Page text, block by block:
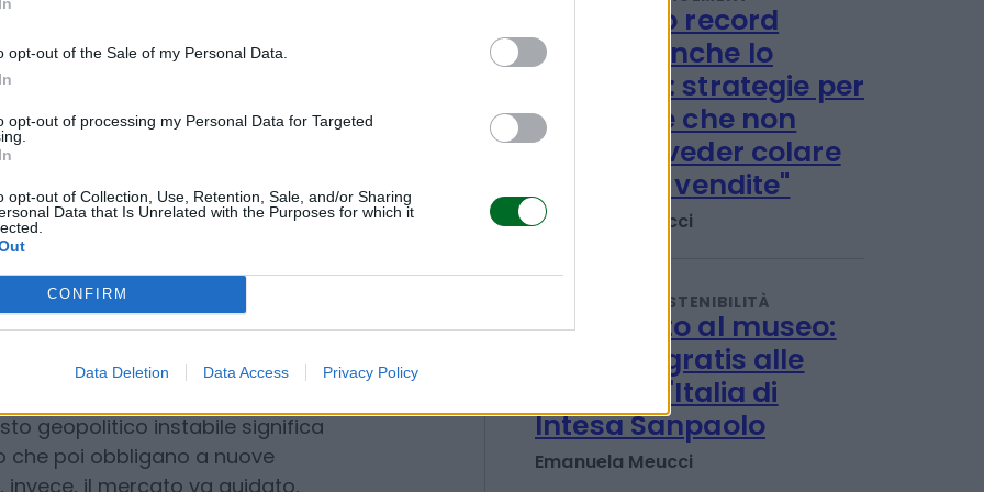
opt-out of the Sale of my Personal Data.
opt-out of processing my Personal Data for Targeted
opt-out of Collection, Use, Retention, Sale, and/or Sharing
Data that Is Unrelated with the Purposes for which it
CONFIRM
Data Deletion Data Access Privacy Policy
un dettaglio tecnico. È una
genera redditività
dal wealth management,
sta costruendo una
offensiva, sfruttando
opzioni e derivati come
è emersa perfino nelle
i conti trimestrali –
– Messina ha lanciato una
più di una dichiarazione di
all’inizio dell’anno». Il
appena alzato le previsioni
IMPRESA E MANAGEMENT
"Col caldo record
cambia anche lo
shopping: strategie per
le aziende che non
a picco le vendite"
Emanuela Meucci
TENDENZE E SOSTENIBILITÀ
Ferragosto al museo:
ingresso gratis alle